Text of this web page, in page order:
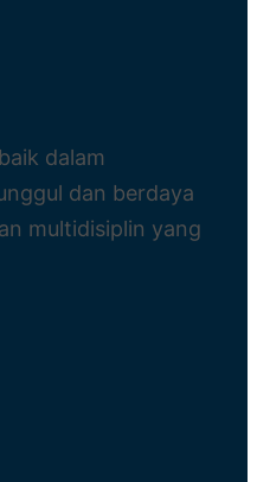
dalam
dan berdaya
multidisiplin yang